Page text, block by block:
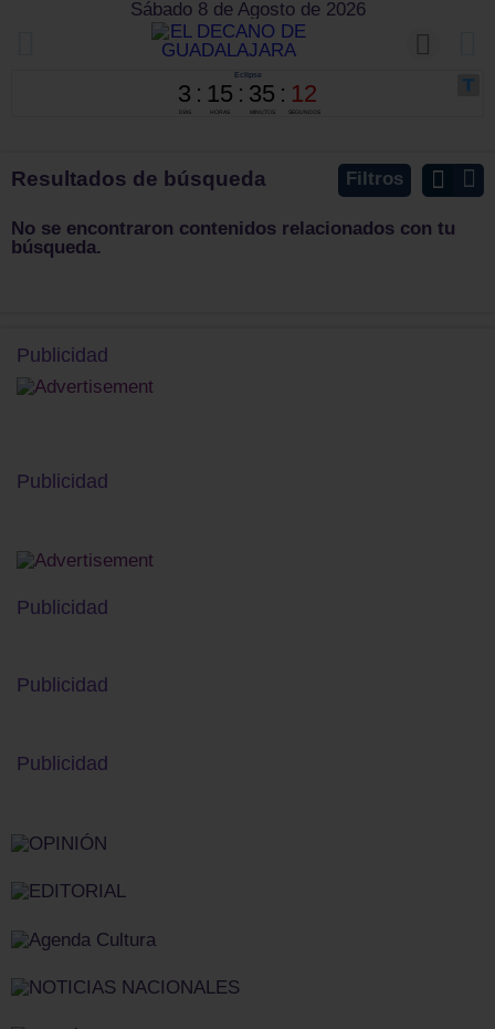
Sábado 8 de Agosto de 2026
Filtros
Resultados de búsqueda
No se encontraron contenidos relacionados con tu
búsqueda.
Publicidad
Publicidad
Publicidad
Publicidad
Publicidad